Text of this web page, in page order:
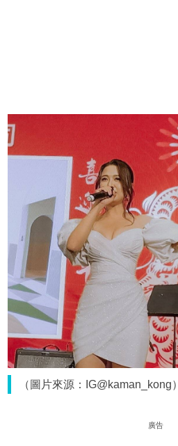
（圖片來源：IG@kaman_kong）
廣告